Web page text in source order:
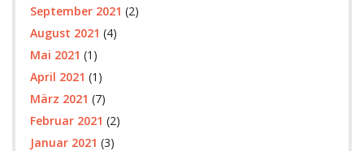
September 2021 (2)
August 2021 (4)
Mai 2021 (1)
April 2021 (1)
März 2021 (7)
Februar 2021 (2)
Januar 2021 (3)